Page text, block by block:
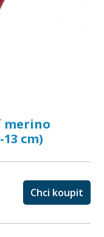
merino
cm)
Chci koupit